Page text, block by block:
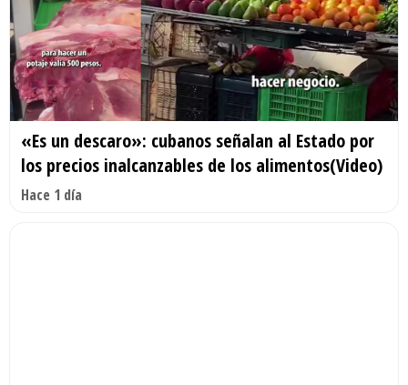
«Es un descaro»: cubanos señalan al Estado por
los precios inalcanzables de los alimentos(Video)
Hace 1 día